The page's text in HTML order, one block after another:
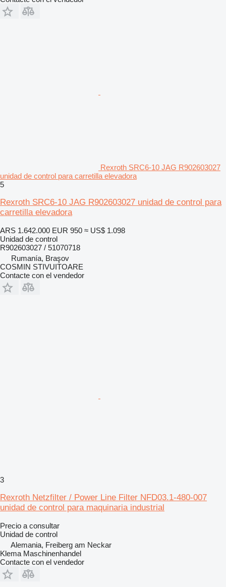
Rexroth SRC6-10 JAG R902603027
unidad de control para carretilla elevadora
5
Rexroth SRC6-10 JAG R902603027 unidad de control para
carretilla elevadora
ARS 1.642.000 EUR 950 ≈ US$ 1.098
Unidad de control
R902603027 / 51070718
Rumanía, Braşov
COSMIN STIVUITOARE
Contacte con el vendedor
3
Rexroth Netzfilter / Power Line Filter NFD03.1-480-007
unidad de control para maquinaria industrial
Precio a consultar
Unidad de control
Alemania, Freiberg am Neckar
Klema Maschinenhandel
Contacte con el vendedor